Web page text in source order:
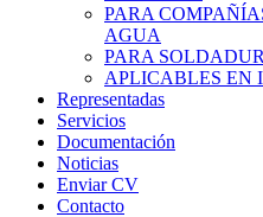
PARA
AGUA
PARA
APLICABLES EN
Representadas
Servicios
Documentación
Noticias
Enviar CV
Contacto